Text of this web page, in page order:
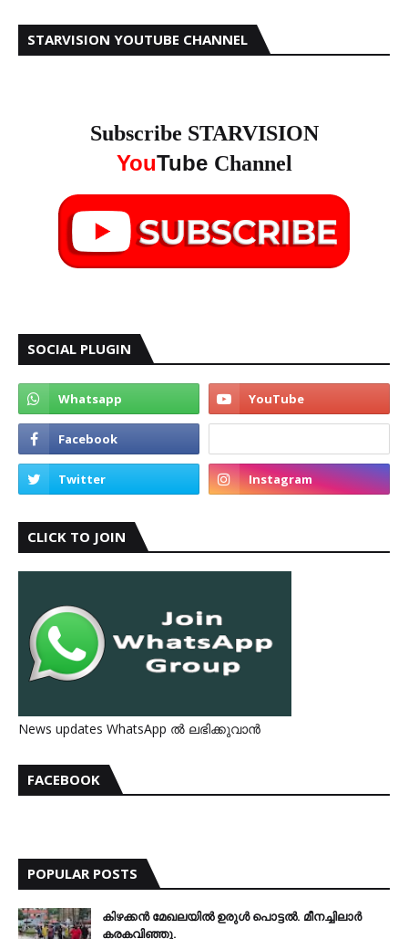
STARVISION YOUTUBE CHANNEL
Subscribe STARVISION
YouTube Channel
SOCIAL PLUGIN
CLICK TO JOIN
News updates WhatsApp ൽ ലഭിക്കുവാൻ
FACEBOOK
POPULAR POSTS
കിഴക്കന്‍ മേഖലയില്‍ ഉരുള്‍ പൊട്ടല്‍. മീനച്ചിലാര്‍
കരകവിഞ്ഞു.